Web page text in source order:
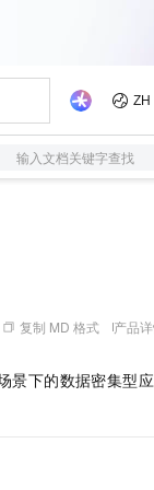
输入文档关键字查找
复制 MD 格式 产品
景下的数据密集型应